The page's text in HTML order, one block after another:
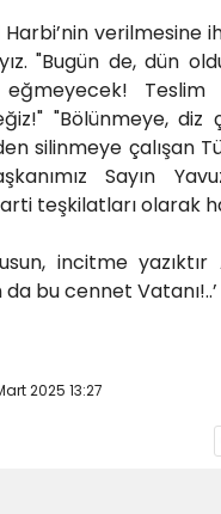
verilmesine
"Bugün de, dün
Teslim
"Bölünmeye, diz
silinmeye çalışan
Sayın
teşkilatları olarak
incitme yazıktır
bu cennet Vatanı!..’
2025 13:27